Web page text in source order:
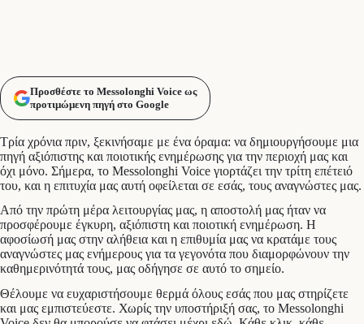
Προσθέστε το Messolonghi Voice ως
προτιμώμενη πηγή στο Google
Τρία χρόνια πριν, ξεκινήσαμε με ένα όραμα: να δημιουργήσουμε μια
πηγή αξιόπιστης και ποιοτικής ενημέρωσης για την περιοχή μας και
όχι μόνο. Σήμερα, το Messolonghi Voice γιορτάζει την τρίτη επέτειό
του, και η επιτυχία μας αυτή οφείλεται σε εσάς, τους αναγνώστες μας.
Από την πρώτη μέρα λειτουργίας μας, η αποστολή μας ήταν να
προσφέρουμε έγκυρη, αξιόπιστη και ποιοτική ενημέρωση. Η
αφοσίωσή μας στην αλήθεια και η επιθυμία μας να κρατάμε τους
αναγνώστες μας ενήμερους για τα γεγονότα που διαμορφώνουν την
καθημερινότητά τους, μας οδήγησε σε αυτό το σημείο.
Θέλουμε να ευχαριστήσουμε θερμά όλους εσάς που μας στηρίζετε
και μας εμπιστεύεστε. Χωρίς την υποστήριξή σας, το Messolonghi